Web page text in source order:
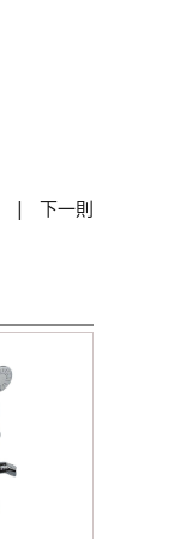
| 下一則